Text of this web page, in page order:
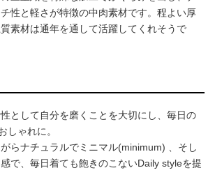
性と軽さが特徴の中肉素材です。程よい厚
素材は通年を通して活躍してくれそうで
として自分を磨くことを大切にし、毎日の
しゃれに。
らナチュラルでミニマル(minimum) 、そし
で、毎日着ても飽きのこないDaily styleを提